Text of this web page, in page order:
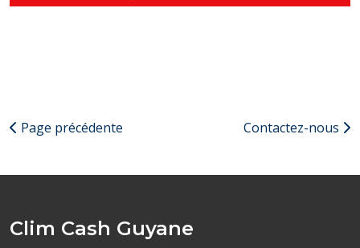
Page précédente Contactez-nous
Clim Cash Guyane